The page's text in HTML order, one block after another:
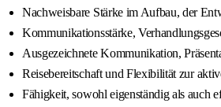
Nachweisbare Stärke im Aufbau, der
Kommunikationsstärke,
Ausgezeichnete Kommunikation,
Reisebereitschaft und Flexibilität zur
Fähigkeit, sowohl eigenständig als auch